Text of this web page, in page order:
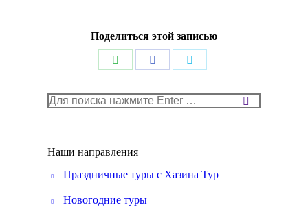
Поделиться этой записью
Поделиться
WhatsApp
Поделиться
FacebookTwitter
Поиск:
Наши направления
Праздничные туры с Хазина Тур
Новогодние туры